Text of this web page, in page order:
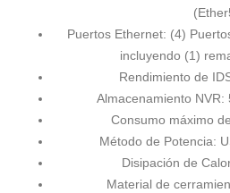
Puertos Ethernet: (4)
incluyendo (1)
Rendimiento de
Almacenamiento NVR:
Consumo máximo
Método de Potencia:
Disipación de
Material de